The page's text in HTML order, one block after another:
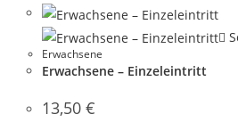
Erwachsene
Erwachsene – Einzeleintritt
13,50€